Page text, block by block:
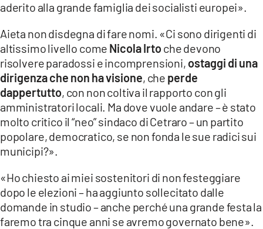
aderito alla grande famiglia dei socialisti europei».
Aieta non disdegna di fare nomi. «Ci sono dirigenti di
altissimo livello come Nicola Irtoche devono
risolvere paradossi e incomprensioni, ostaggi di una
dirigenza che non ha visione, che perde
dappertutto, con non coltiva il rapporto con gli
amministratori locali. Ma dove vuole andare – è stato
molto critico il “neo” sindaco di Cetraro – un partito
popolare, democratico, se non fonda le sue radici sui
municipi?».
«Ho chiesto ai miei sostenitori di non festeggiare
dopo le elezioni – ha aggiunto sollecitato dalle
domande in studio – anche perché una grande festa la
faremo tra cinque anni se avremo governato bene».